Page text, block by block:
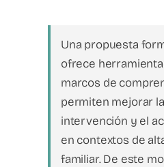
Una propuesta
ofrece
marcos de
permiten mejorar
intervención y el
en contextos de
familiar. De este